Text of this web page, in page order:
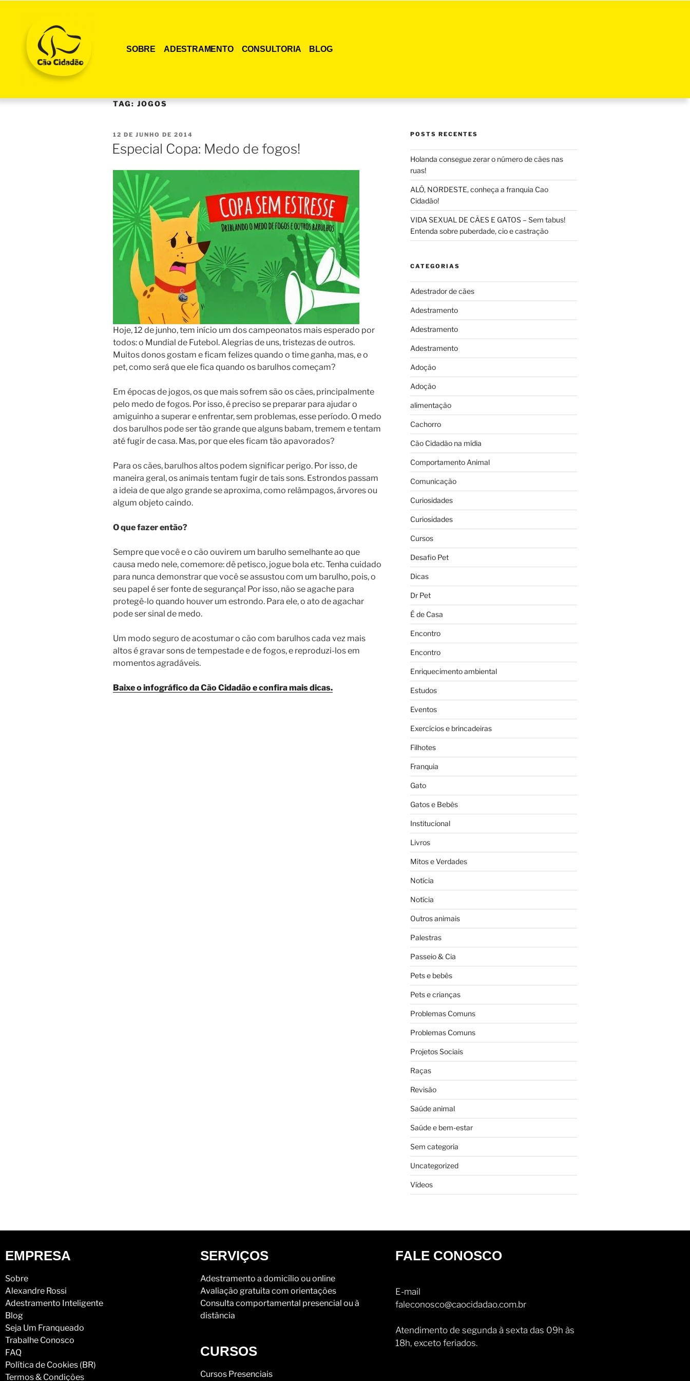
SOBRE ADESTRAMENTO CONSULTORIA BLOG
TAG:JOGOS
12 DE JUNHO DE 2014
Especial Copa: Medo de fogos!
Hoje, 12 de junho, tem início um dos campeonatos mais esperado por
todos: o Mundial de Futebol. Alegrias de uns, tristezas de outros.
Muitos donos gostam e ficam felizes quando o time ganha, mas, e o
pet, como será que ele fica quando os barulhos começam?
Em épocas de jogos, os que mais sofrem são os cães, principalmente
pelo medo de fogos. Por isso, é preciso se preparar para ajudar o
amiguinho a superar e enfrentar, sem problemas, esse período. O medo
dos barulhos pode ser tão grande que alguns babam, tremem e tentam
até fugir de casa. Mas, por que eles ficam tão apavorados?
Para os cães, barulhos altos podem significar perigo. Por isso, de
maneira geral, os animais tentam fugir de tais sons. Estrondos passam
a ideia de que algo grande se aproxima, como relâmpagos, árvores ou
algum objeto caindo.
O que fazer então?
Sempre que você e o cão ouvirem um barulho semelhante ao que
causa medo nele, comemore: dê petisco, jogue bola etc. Tenha cuidado
para nunca demonstrar que você se assustou com um barulho, pois, o
seu papel é ser fonte de segurança! Por isso, não se agache para
protegê-lo quando houver um estrondo. Para ele, o ato de agachar
pode ser sinal de medo.
Um modo seguro de acostumar o cão com barulhos cada vez mais
altos é gravar sons de tempestade e de fogos, e reproduzi-los em
momentos agradáveis.
Baixe o infográfico da Cão Cidadão e confira mais dicas.
POSTS RECENTES
Holanda consegue zerar o número de cães nas
ruas!
ALÔ, NORDESTE, conheça a franquia Cao
Cidadão!
VIDA SEXUAL DE CÃES E GATOS – Sem tabus!
Entenda sobre puberdade, cio e castração
CATEGORIAS
Adestrador de cães
Adestramento
Adestramento
Adestramento
Adoção
Adoção
alimentação
Cachorro
Cão Cidadão na mídia
Comportamento Animal
Comunicação
Curiosidades
Curiosidades
Cursos
Desafio Pet
Dicas
Dr Pet
É de Casa
Encontro
Encontro
Enriquecimento ambiental
Estudos
Eventos
Exercícios e brincadeiras
Filhotes
Franquia
Gato
Gatos e Bebês
Institucional
Livros
Mitos e Verdades
Notícia
Notícia
Outros animais
Palestras
Passeio & Cia
Pets e bebês
Pets e crianças
Problemas Comuns
Problemas Comuns
Projetos Sociais
Raças
Revisão
Saúde animal
Saúde e bem-estar
Sem categoria
Uncategorized
Vídeos
EMPRESA
Sobre
Alexandre Rossi
Adestramento Inteligente
Blog
Seja Um Franqueado
Trabalhe Conosco
FAQ
Política de Cookies (BR)
Termos & Condições
SERVIÇOS
Adestramento a domicílio ou online
Avaliação gratuita com orientações
Consulta comportamental presencial ou à
distância
CURSOS
Cursos Presenciais
FALE CONOSCO
E-mail
faleconosco@caocidadao.com.br
Atendimento de segunda à sexta das 09h às
18h, exceto feriados.